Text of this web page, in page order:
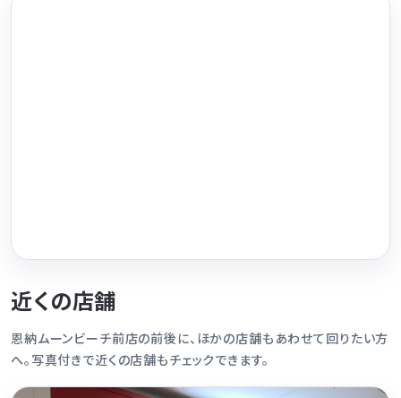
近くの店舗
恩納ムーンビーチ前店の前後に、ほかの店舗もあわせて回りたい方
へ。写真付きで近くの店舗もチェックできます。